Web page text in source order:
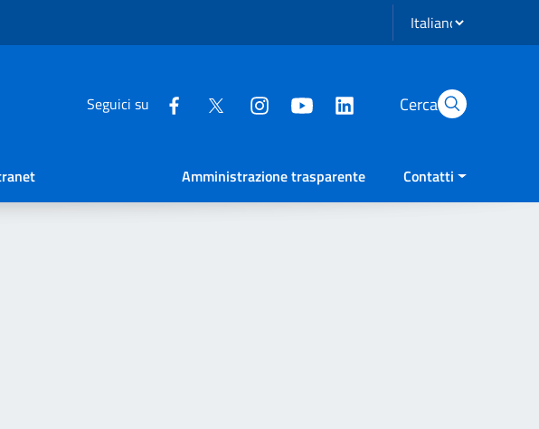
Seleziona lingua
Seguici su Cerca
Amministrazione trasparente Contatti